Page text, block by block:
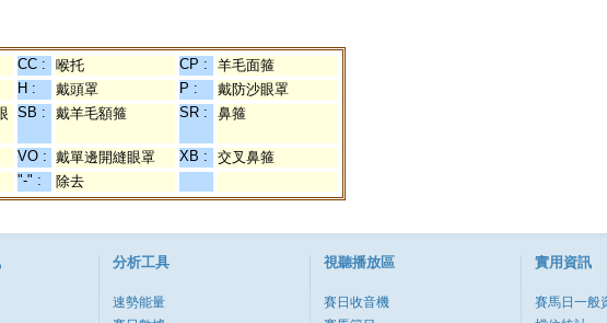
CC : 喉托 CP :
羊毛面箍
H : 戴頭罩 P :
戴防沙眼罩
SB : 戴羊毛額箍 SR : 鼻箍
VO : 戴單邊開縫眼罩 XB :
交叉鼻箍
"-" : 除去
分析工具
速勢能量
視聽播放區
賽日收音機
實用資訊
賽馬日一般